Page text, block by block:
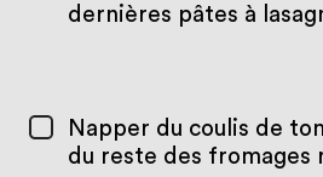
dernières pâtes à
Napper du coulis de
du reste des fromages